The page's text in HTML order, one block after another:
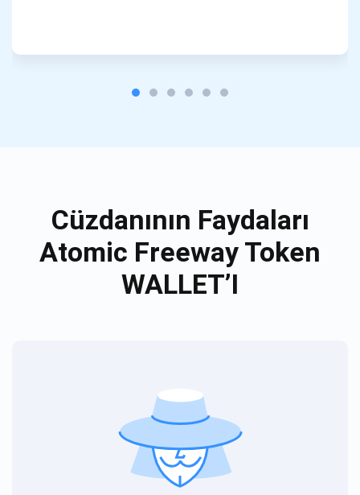
Cüzdanının Faydaları
Atomic Freeway Token
WALLET’I